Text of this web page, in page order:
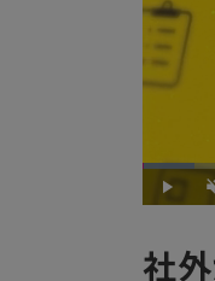
Play
Loaded:
5.77%
社